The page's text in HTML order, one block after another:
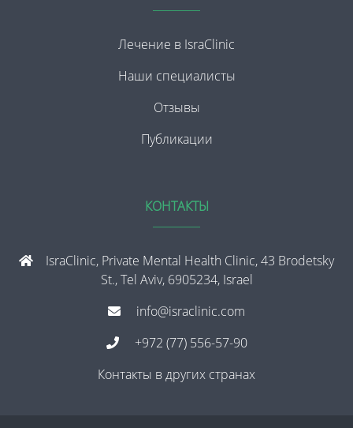
Лечение в IsraClinic
Наши специалисты
Отзывы
Публикации
КОНТАКТЫ
IsraClinic, Private Mental Health Clinic, 43 Brodetsky
St., Tel Aviv, 6905234, Israel
info@israclinic.com
+972 (77) 556-57-90
Контакты в других странах